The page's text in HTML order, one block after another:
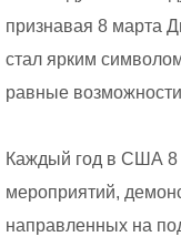
признавая 8 марта
стал ярким
равные
Каждый год в США 8
мероприятий,
направленных на